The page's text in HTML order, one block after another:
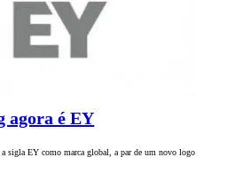
agora é EY
a sigla EY como marca global, a par de um novo logo